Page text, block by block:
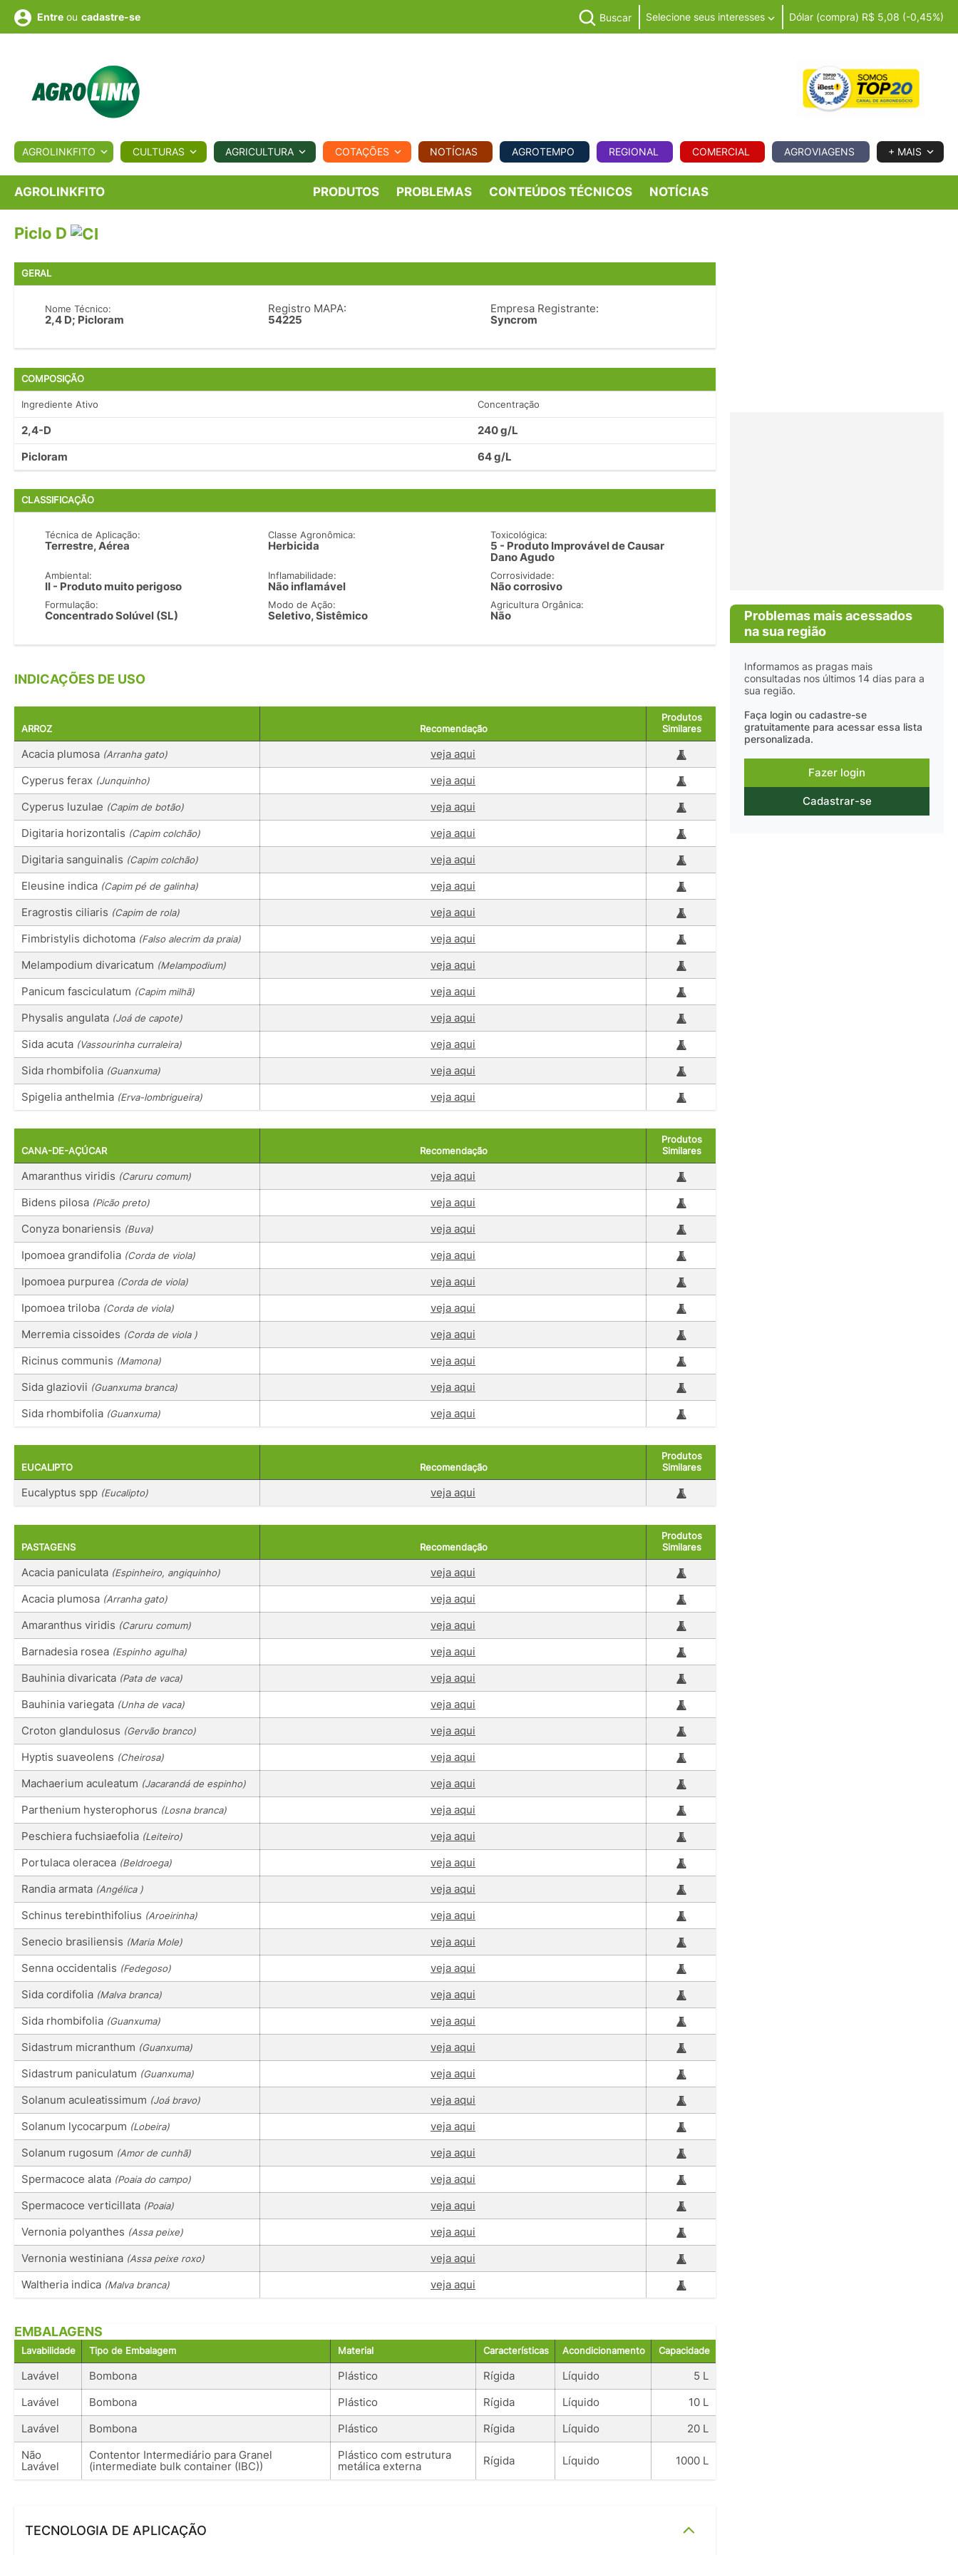
BIOLÓGICOS COTAÇÕES NOTÍCIAS AGROTEMPO REGIONAL COMERCIAL AGROVIAGENS PECUÁRIA
Conversor Colunistas
Entre ou cadastre-se Buscar Selecione seus interesses Dólar (compra) R$ 5,08 (-0,45%)
AGROLINKFITO CULTURAS AGRICULTURA COTAÇÕES NOTÍCIAS AGROTEMPO REGIONAL COMERCIAL AGROVIAGENS + MAIS
AGROLINKFITO PRODUTOS PROBLEMAS CONTEÚDOS TÉCNICOS NOTÍCIAS
Piclo D
GERAL
Nome Técnico:
2,4 D; Picloram
Registro MAPA:
54225
Empresa Registrante:
Syncrom
COMPOSIÇÃO
Ingrediente Ativo Concentração
2,4-D
240 g/L
Picloram
64 g/L
CLASSIFICAÇÃO
Técnica de Aplicação:
Terrestre, Aérea
Classe Agronômica:
Herbicida
Toxicológica:
5 - Produto Improvável de Causar
Dano Agudo
Ambiental:
II - Produto muito perigoso
Inflamabilidade:
Não inflamável
Corrosividade:
Não corrosivo
Formulação:
Concentrado Solúvel (SL)
Modo de Ação:
Seletivo, Sistêmico
Agricultura Orgânica:
Não
INDICAÇÕES DE USO
ARROZ Recomendação
Produtos
Similares
Acacia plumosa (Arranha gato)
veja aqui
Cyperus ferax (Junquinho)
veja aqui
Cyperus luzulae (Capim de botão)
veja aqui
Digitaria horizontalis (Capim colchão)
veja aqui
Digitaria sanguinalis (Capim colchão)
veja aqui
Eleusine indica (Capim pé de galinha)
veja aqui
Eragrostis ciliaris (Capim de rola)
veja aqui
Fimbristylis dichotoma (Falso alecrim da praia)
veja aqui
Melampodium divaricatum (Melampodium)
veja aqui
Panicum fasciculatum (Capim milhã)
veja aqui
Physalis angulata (Joá de capote)
veja aqui
Sida acuta (Vassourinha curraleira)
veja aqui
Sida rhombifolia (Guanxuma)
veja aqui
Spigelia anthelmia (Erva-lombrigueira) veja aqui
CANA-DE-AÇÚCAR Recomendação
Produtos
Similares
Amaranthus viridis (Caruru comum)
veja aqui
Bidens pilosa (Picão preto)
veja aqui
Conyza bonariensis (Buva)
veja aqui
Ipomoea grandifolia (Corda de viola)
veja aqui
Ipomoea purpurea (Corda de viola)
veja aqui
Ipomoea triloba (Corda de viola)
veja aqui
Merremia cissoides (Corda de viola )
veja aqui
Ricinus communis (Mamona)
veja aqui
Sida glaziovii (Guanxuma branca)
veja aqui
Sida rhombifolia (Guanxuma) veja aqui
EUCALIPTO Recomendação
Produtos
Similares
Eucalyptus spp (Eucalipto) veja aqui
PASTAGENS Recomendação
Produtos
Similares
Acacia paniculata (Espinheiro, angiquinho)
veja aqui
Acacia plumosa (Arranha gato)
veja aqui
Amaranthus viridis (Caruru comum)
veja aqui
Barnadesia rosea (Espinho agulha)
veja aqui
Bauhinia divaricata (Pata de vaca)
veja aqui
Bauhinia variegata (Unha de vaca)
veja aqui
Croton glandulosus (Gervão branco)
veja aqui
Hyptis suaveolens (Cheirosa)
veja aqui
Machaerium aculeatum (Jacarandá de espinho)
veja aqui
Parthenium hysterophorus (Losna branca)
veja aqui
Peschiera fuchsiaefolia (Leiteiro)
veja aqui
Portulaca oleracea (Beldroega)
veja aqui
Randia armata (Angélica )
veja aqui
Schinus terebinthifolius (Aroeirinha)
veja aqui
Senecio brasiliensis (Maria Mole)
veja aqui
Senna occidentalis (Fedegoso)
veja aqui
Sida cordifolia (Malva branca)
veja aqui
Sida rhombifolia (Guanxuma)
veja aqui
Sidastrum micranthum (Guanxuma)
veja aqui
Sidastrum paniculatum (Guanxuma)
veja aqui
Solanum aculeatissimum (Joá bravo)
veja aqui
Solanum lycocarpum (Lobeira)
veja aqui
Solanum rugosum (Amor de cunhã)
veja aqui
Spermacoce alata (Poaia do campo)
veja aqui
Spermacoce verticillata (Poaia)
veja aqui
Vernonia polyanthes (Assa peixe)
veja aqui
Vernonia westiniana (Assa peixe roxo)
veja aqui
Waltheria indica (Malva branca) veja aqui
EMBALAGENS
Lavabilidade Tipo de Embalagem Material Características Acondicionamento Capacidade
Lavável Bombona Plástico Rígida Líquido
5 L
Lavável
Bombona Plástico Rígida Líquido
10 L
Lavável
Bombona Plástico Rígida Líquido
20 L
Não
Lavável
Contentor Intermediário para Granel
(intermediate bulk container (IBC))
Plástico com estrutura
metálica externa
Rígida Líquido 1000 L
TECNOLOGIA DE APLICAÇÃO
Problemas mais acessados
na sua região
Informamos as pragas mais
consultadas nos últimos 14 dias para a
sua região.
Faça login ou cadastre-se
gratuitamente para acessar essa lista
personalizada.
Fazer login
Cadastrar-se